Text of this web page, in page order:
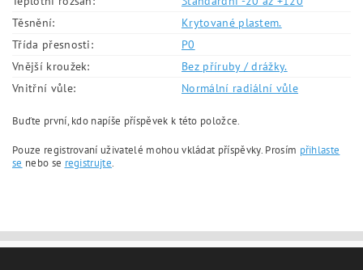
Těsnění:
Krytované plastem.
Třída přesnosti:
P0
Vnější kroužek:
Bez příruby / drážky.
Vnitřní vůle:
Normální radiální vůle
Buďte první, kdo napíše příspěvek k této položce.
Pouze registrovaní uživatelé mohou vkládat příspěvky. Prosím přihlaste
se nebo se registrujte.